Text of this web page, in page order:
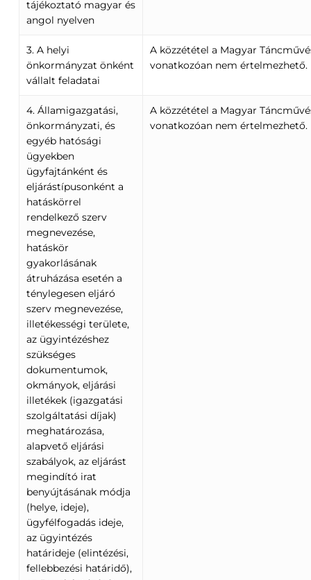
tájékoztató magyar és
angol nyelven
3. A helyi
önkormányzat önként
vállalt feladatai
A közzététel a Magyar
vonatkozóan nem értelmezhető.
4. Államigazgatási,
önkormányzati, és
egyéb hatósági
ügyekben
ügyfajtánként és
eljárástípusonként a
hatáskörrel
rendelkező szerv
megnevezése,
hatáskör
gyakorlásának
átruházása esetén a
ténylegesen eljáró
szerv megnevezése,
illetékességi területe,
az ügyintézéshez
szükséges
dokumentumok,
okmányok, eljárási
illetékek (igazgatási
szolgáltatási díjak)
meghatározása,
alapvető eljárási
szabályok, az eljárást
megindító irat
benyújtásának módja
(helye, ideje),
ügyfélfogadás ideje,
az ügyintézés
határideje (elintézési,
fellebbezési határidő),
A közzététel a Magyar
vonatkozóan nem értelmezhető.